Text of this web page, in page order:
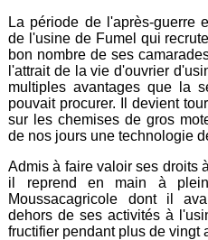
La période de l'après-guerre
de l'usine de Fumel qui
bon nombre de ses
l'attrait de la vie d'ouvrier
multiples avantages que la
pouvait procurer. Il devient
sur les chemises de gros
de nos jours une technologie
Admis à faire valoir ses droits
il reprend en main à
Moussacagricole dont il
dehors de ses activités à
fructifier pendant plus de vingt